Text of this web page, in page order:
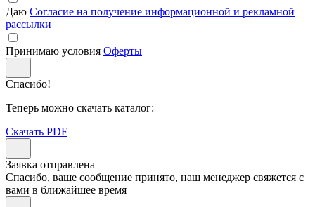
Даю Согласие на получение информационной и рекламной
рассылки
Принимаю условия Оферты
Спасибо!
Теперь можно скачать каталог:
Скачать PDF
Заявка отправлена
Спасибо, ваше сообщение принято, наш менеджер свяжется с
вами в ближайшее время